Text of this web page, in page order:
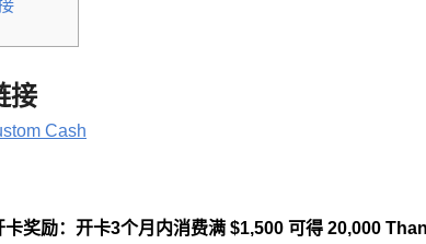
接
Cash
卡奖励：开卡3个月内消费满 $1,500 可得 20,000